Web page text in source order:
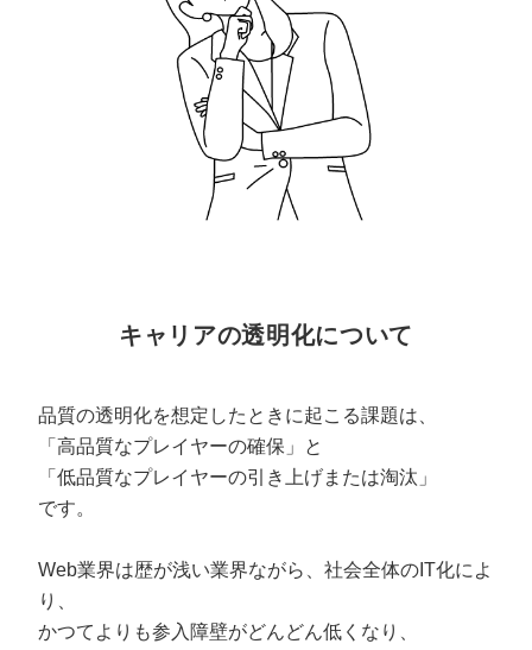
キャリアの透明化について
品質の透明化を想定したときに起こる課題は、
「高品質なプレイヤーの確保」と
「低品質なプレイヤーの引き上げまたは淘汰」
です。
Web業界は歴が浅い業界ながら、社会全体のIT化によ
り、
かつてよりも参入障壁がどんどん低くなり、